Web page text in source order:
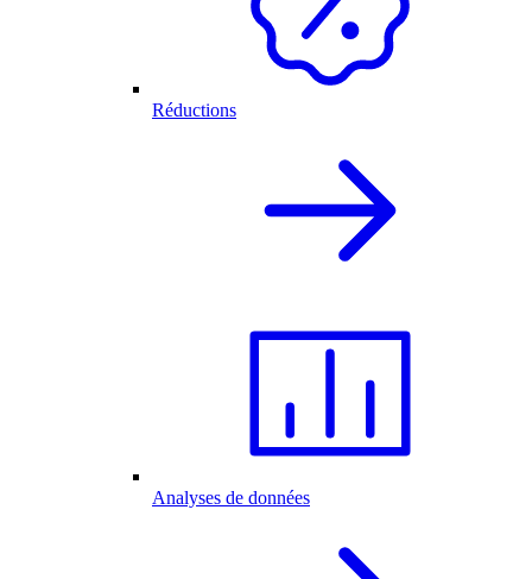
Réductions
Analyses de données